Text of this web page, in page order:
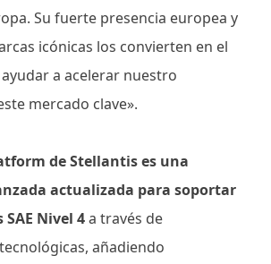
Su fuerte presencia europea y
icónicas los convierten en el
a acelerar nuestro
mercado clave».
de Stellantis es una
actualizada para soportar
Nivel 4a través de
añadiendo